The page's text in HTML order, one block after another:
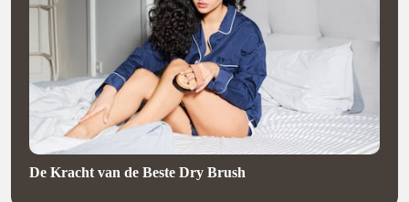
De Kracht van de Beste Dry Brush